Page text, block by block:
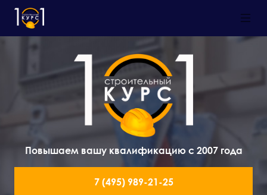
Повышаем вашу квалификацию с 2007 года
7 (495) 989-21-25